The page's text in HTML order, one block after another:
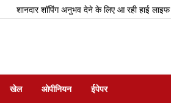
शानदार शॉपिंग अनुभव देने के लिए आ रही हाई लाइफ
खेल ओपीनियन ईपेपर